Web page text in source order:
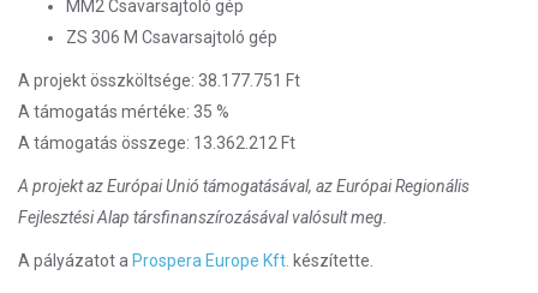
MM2 Csavarsajtoló gép
ZS 306 M Csavarsajtoló gép
A projekt összköltsége: 38.177.751 Ft
A támogatás mértéke: 35 %
A támogatás összege: 13.362.212 Ft
A projekt az Európai Unió támogatásával, az Európai Regionális
Fejlesztési Alap társfinanszírozásával valósult meg.
A pályázatot a Prospera Europe Kft. készítette.